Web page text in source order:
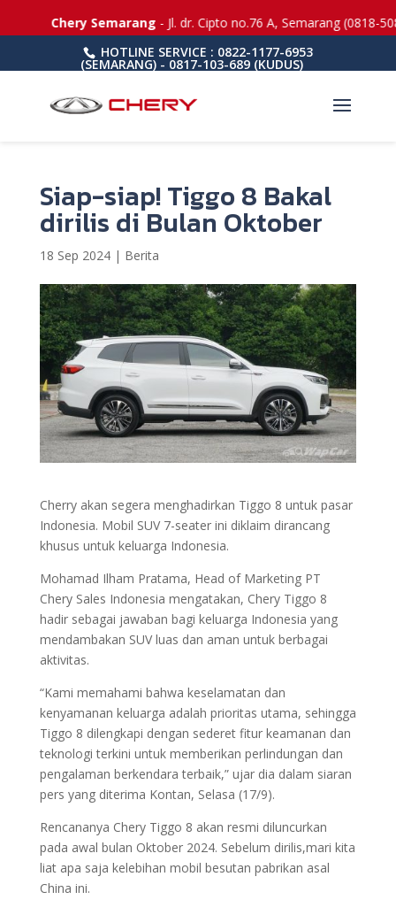
HOTLINE SERVICE : 0822-1177-6953
(SEMARANG) - 0817-103-689 (KUDUS)
Siap-siap! Tiggo 8 Bakal
dirilis di Bulan Oktober
18 Sep 2024| Berita
Chery Semarang- Jl. dr. Cipto no.76 A, Semarang (0818-
Cherry akan segera menghadirkan Tiggo 8 untuk pasar
Indonesia. Mobil SUV 7-seater ini diklaim dirancang
khusus untuk keluarga Indonesia.
Mohamad Ilham Pratama, Head of Marketing PT
Chery Sales Indonesia mengatakan, Chery Tiggo 8
hadir sebagai jawaban bagi keluarga Indonesia yang
mendambakan SUV luas dan aman untuk berbagai
aktivitas.
“Kami memahami bahwa keselamatan dan
kenyamanan keluarga adalah prioritas utama, sehingga
Tiggo 8 dilengkapi dengan sederet fitur keamanan dan
teknologi terkini untuk memberikan perlindungan dan
pengalaman berkendara terbaik,” ujar dia dalam siaran
pers yang diterima Kontan, Selasa (17/9).
Rencananya Chery Tiggo 8 akan resmi diluncurkan
pada awal bulan Oktober 2024. Sebelum dirilis,mari kita
liat apa saja kelebihan mobil besutan pabrikan asal
China ini.